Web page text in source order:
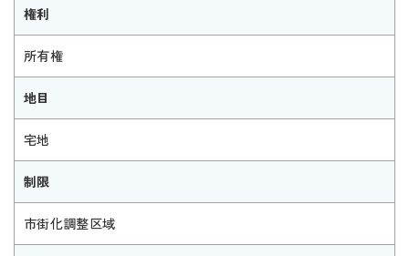
権利
所有権
地目
宅地
制限
市街化調整区域